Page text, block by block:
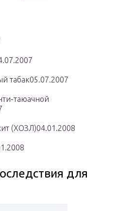
табак05.07.2007
таюачной
(ХОЗЛ)04.01.2008
для